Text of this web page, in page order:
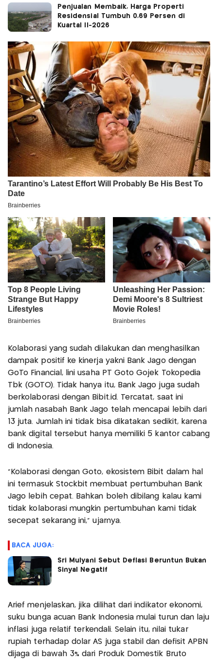
Penjualan Membaik, Harga Properti
Residensial Tumbuh 0,69 Persen di
Kuartal II-2026
Kolaborasi yang sudah dilakukan dan menghasilkan
dampak positif ke kinerja yakni Bank Jago dengan
GoTo Financial, lini usaha PT Goto Gojek Tokopedia
Tbk (GOTO). Tidak hanya itu, Bank Jago juga sudah
berkolaborasi dengan Bibit.id. Tercatat, saat ini
jumlah nasabah Bank Jago telah mencapai lebih dari
13 juta. Jumlah ini tidak bisa dikatakan sedikit, karena
bank digital tersebut hanya memiliki 5 kantor cabang
di Indonesia.
"Kolaborasi dengan Goto, ekosistem Bibit dalam hal
ini termasuk Stockbit membuat pertumbuhan Bank
Jago lebih cepat. Bahkan boleh dibilang kalau kami
tidak kolaborasi mungkin pertumbuhan kami tidak
secepat sekarang ini," ujarnya.
BACA JUGA:
Sri Mulyani Sebut Deflasi Beruntun Bukan
Sinyal Negatif
Arief menjelaskan, jika dilihat dari indikator ekonomi,
suku bunga acuan Bank Indonesia mulai turun dan laju
inflasi juga relatif terkendali. Selain itu, nilai tukar
rupiah terhadap dolar AS juga stabil dan defisit APBN
dijaga di bawah 3% dari Produk Domestik Bruto